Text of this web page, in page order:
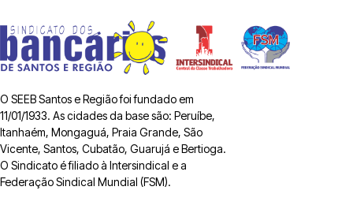
O SEEB Santos e Região foi fundado em
11/01/1933. As cidades da base são: Peruíbe,
Itanhaém, Mongaguá, Praia Grande, São
Vicente, Santos, Cubatão, Guarujá e Bertioga.
O Sindicato é filiado à Intersindical e a
Federação Sindical Mundial (FSM).